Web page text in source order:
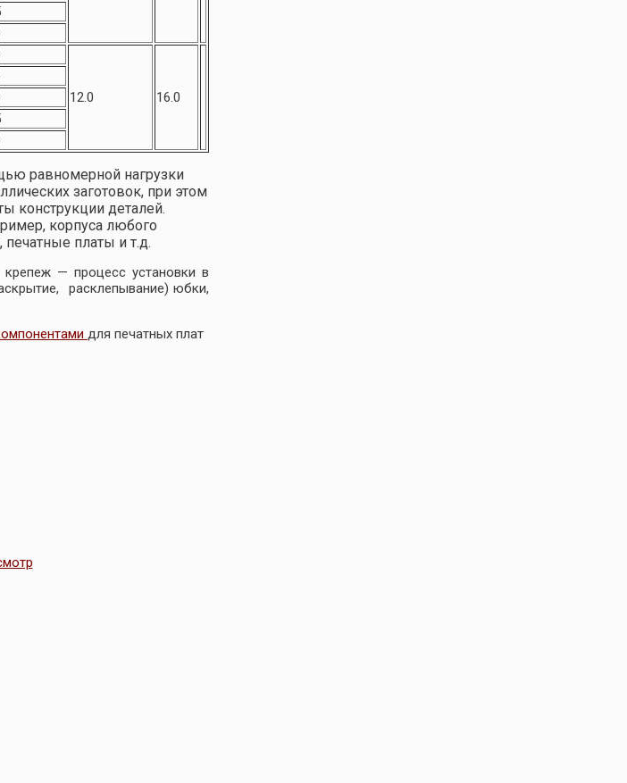
12.0 16.0
равномерной нагрузки
заготовок, при этом
конструкции деталей.
корпуса любого
платы и т.д.
— процесс установки в
расклепывание) юбки,
для печатных плат